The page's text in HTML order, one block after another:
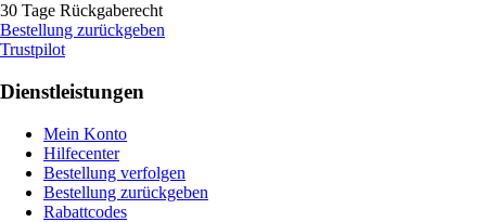
30 Tage Rückgaberecht
Bestellung zurückgeben
Trustpilot
Dienstleistungen
Mein Konto
Hilfecenter
Bestellung verfolgen
Bestellung zurückgeben
Rabattcodes